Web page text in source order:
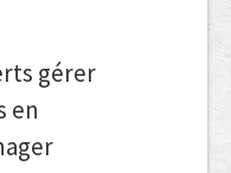
gérer
en